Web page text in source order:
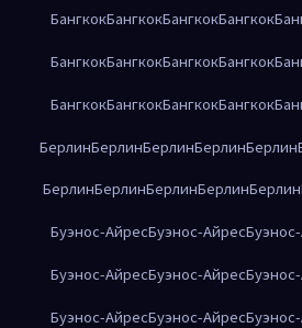
БангкокБангкокБангкокБангкок
БангкокБангкокБангкокБангкок
БангкокБангкокБангкокБангкок
БерлинБерлинБерлинБерлинБерлин
БерлинБерлинБерлинБерлинБерлин
Буэнос-АйресБуэнос-Айрес
Буэнос-АйресБуэнос-Айрес
Буэнос-АйресБуэнос-Айрес